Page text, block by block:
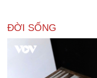
ĐỜI SỐNG